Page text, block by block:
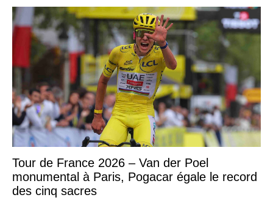
Tour de France 2026 – Van der Poel
monumental à Paris, Pogacar égale le record
des cinq sacres